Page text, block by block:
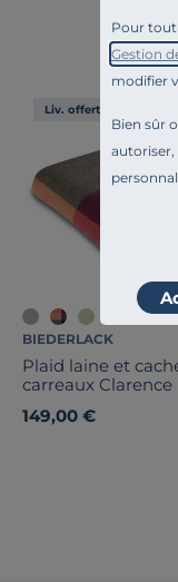
Pour tout
Gestion
modifier
Bien sûr
autoriser,
Liv. offerte
BIEDERLACK
Plaid laine et
carreaux Clarence
149,00 €